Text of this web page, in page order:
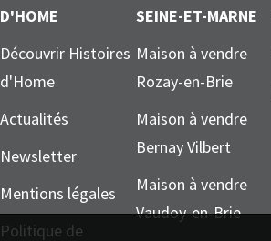
D'HOME
Découvrir Histoires
d'Home
Actualités
Newsletter
Mentions légales
Politique de
SEINE-ET-MARNE
Maison à vendre
Rozay-en-Brie
Maison à vendre
Bernay Vilbert
Maison à vendre
Vaudoy-en-Brie